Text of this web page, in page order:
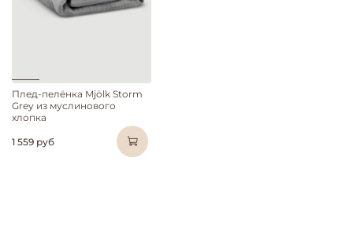
Плед-пелёнка Mjölk Storm
Grey из муслинового
хлопка
1 559 руб